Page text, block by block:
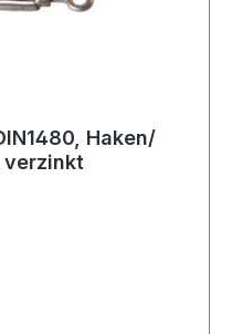
Haken/
verzinkt